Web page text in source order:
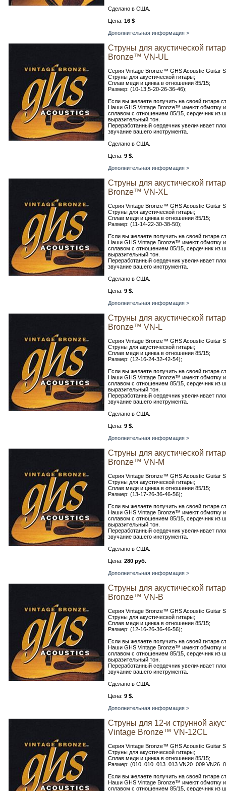
Сделано в США.
Цена: 16 $
Дополнительная информация >
Струны для акустической
Bronze™ VN-UL
Серия Vintage Bronze™ GHS Acoustic Guitar
Струны для акустической гитары;
Сплав меди и цинка в отношении 85/15;
Размер: (10-13,5-20-26-36-46);
Если вы желаете получить на своей гитаре
Наши GHS Vintage Bronze™ имеют обмотку
сплавом с отношением 85/15, сердечник из
выразительный тон.
Переработанный сердечник увеличивает
звучание вашего инструмента.
Сделано в США.
Цена: 9 $.
Дополнительная информация >
Струны для акустической
Bronze™ VN-XL
Серия Vintage Bronze™ GHS Acoustic Guitar
Струны для акустической гитары;
Сплав меди и цинка в отношении 85/15;
Размер: (11-14-22-30-38-50);
Если вы желаете получить на своей гитаре
Наши GHS Vintage Bronze™ имеют обмотку
сплавом с отношением 85/15, сердечник из
выразительный тон.
Переработанный сердечник увеличивает
звучание вашего инструмента.
Сделано в США.
Цена: 9 $.
Дополнительная информация >
Струны для акустической
Bronze™ VN-L
Серия Vintage Bronze™ GHS Acoustic Guitar
Струны для акустической гитары;
Сплав меди и цинка в отношении 85/15;
Размер: (12-16-24-32-42-54);
Если вы желаете получить на своей гитаре
Наши GHS Vintage Bronze™ имеют обмотку
сплавом с отношением 85/15, сердечник из
выразительный тон.
Переработанный сердечник увеличивает
звучание вашего инструмента.
Сделано в США.
Цена: 9 $.
Дополнительная информация >
Струны для акустической
Bronze™ VN-M
Серия Vintage Bronze™ GHS Acoustic Guitar
Струны для акустической гитары;
Сплав меди и цинка в отношении 85/15;
Размер: (13-17-26-36-46-56);
Если вы желаете получить на своей гитаре
Наши GHS Vintage Bronze™ имеют обмотку
сплавом с отношением 85/15, сердечник из
выразительный тон.
Переработанный сердечник увеличивает
звучание вашего инструмента.
Сделано в США.
Цена: 280 руб.
Дополнительная информация >
Струны для акустической
Bronze™ VN-B
Серия Vintage Bronze™ GHS Acoustic Guitar
Струны для акустической гитары;
Сплав меди и цинка в отношении 85/15;
Размер: (12-16-26-36-46-56);
Если вы желаете получить на своей гитаре
Наши GHS Vintage Bronze™ имеют обмотку
сплавом с отношением 85/15, сердечник из
выразительный тон.
Переработанный сердечник увеличивает
звучание вашего инструмента.
Сделано в США.
Цена: 9 $.
Дополнительная информация >
Струны для 12-и струнной
Vintage Bronze™ VN-12CL
Серия Vintage Bronze™ GHS Acoustic Guitar
Струны для акустической гитары;
Сплав меди и цинка в отношении 85/15;
Размер: (010 .010 .013 .013 VN20 .009 VN26
Если вы желаете получить на своей гитаре
Наши GHS Vintage Bronze™ имеют обмотку
сплавом с отношением 85/15, сердечник из